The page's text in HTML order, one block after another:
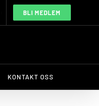
BLI MEDLEM
KONTAKT OSS